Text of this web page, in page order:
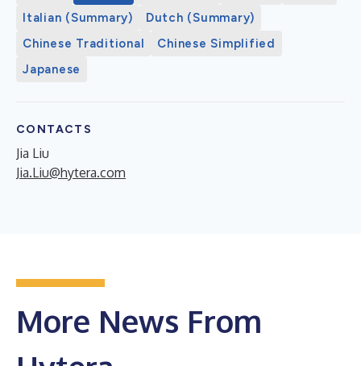
Italian (Summary)
Dutch (Summary)
Chinese Traditional
Chinese Simplified
Japanese
CONTACTS
Jia Liu
Jia.Liu@hytera.com
More News From